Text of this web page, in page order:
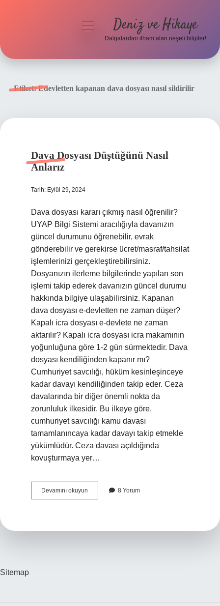
menüyü
Deniz ve Hikaye
Dalgalardan ilham alan neşeli bilgiler!
Etiket:Edevletten kapanan dava dosyası nasıl sildirilir
Dava Dosyası Düştüğünü Nasıl
Anlarız
Tarih: Eylül 29, 2024
Dava dosyası kararı çıkmış nasıl öğrenilir?
UYAP Bilgi Sistemi aracılığıyla davanızın
güncel durumunu öğrenebilir, evrak
gönderebilir ve gerekirse ücret/masraf/tahsilat
işlemlerinizi gerçekleştirebilirsiniz.
Dosyanızın ilerleme bilgilerinde yapılan son
işlemi takip ederek davanızın güncel durumu
hakkında bilgiye ulaşabilirsiniz. Kapanan
dava dosyası e-devletten ne zaman düşer?
Kapalı icra dosyası e-devlete ne zaman
aktarılır? Kapalı icra dosyası icra makamının
yoğunluğuna göre 1-2 gün sürmektedir. Dava
dosyası kendiliğinden kapanır mı?
Cumhuriyet savcılığı, hüküm kesinleşinceye
kadar davayı kendiliğinden takip eder. Ceza
davalarında bir diğer önemli nokta da
zorunluluk ilkesidir. Bu ilkeye göre,
cumhuriyet savcılığı kamu davası
tamamlanıncaya kadar davayı takip etmekle
yükümlüdür. Ceza davası açıldığında
kovuşturmaya yer…
Devamını okuyun
Dosyası
8 Yorum
Sitemap